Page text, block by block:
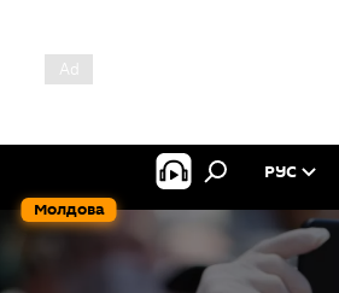
Молдова
РУС